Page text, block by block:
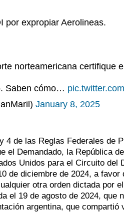
por expropiar Aerolineas.
norteamericana certifique
Saben cómo…
January 8, 2025
4 de las Reglas Federales de
el Demandado, la República
Unidos para el Circuito
de diciembre de 2024, a
otra orden dictada por
el 19 de agosto de 2024, que
argentina, que